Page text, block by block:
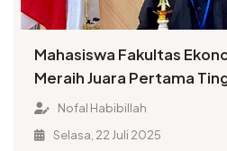
Mahasiswa Fakultas
Meraih Juara Pertama
Kompetisi Da’i
Nofal Habibillah
Selasa, 22 Juli 2025